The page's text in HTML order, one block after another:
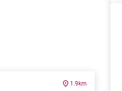
1.9km